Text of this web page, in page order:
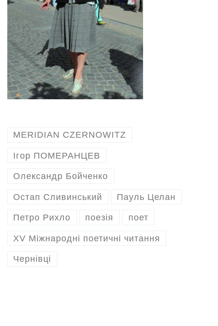
MERIDIAN CZERNOWITZ
Ігор ПОМЕРАНЦЕВ
Олександр Бойченко
Остап Сливинський Пауль Целан
Петро Рихло поезія поет
ХV Міжнародні поетичні читання
Чернівці